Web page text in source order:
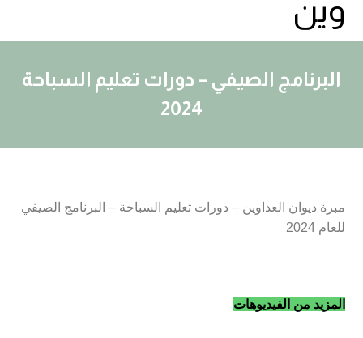
البرنامج الصيفي – دورات تعليم السباحة
2024
مبرة ديوان العداوين – دورات تعليم السباحة – البرنامج الصيفي
للعام 2024
المزيد من الفيديوهات